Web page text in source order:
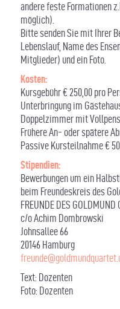
andere feste Formationen
möglich).
Bitte senden Sie mit Ihrer
Lebenslauf, Name des
Mitglieder) und ein Foto.
Kosten:
Kursgebühr € 250,00 pro
Unterbringung im
Doppelzimmer mit
Frühere An- oder spätere
Passive Kursteilnahme €
Stipendien:
Bewerbungen um ein
beim Freundeskreis des
FREUNDE DES GOLDMUND
c/o Achim Dombrowski
Johnsallee 66
20146 Hamburg
Text: Dozenten
Foto: Dozenten